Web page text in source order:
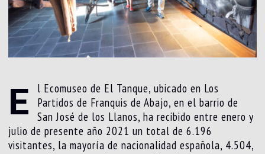
E
l Ecomuseo de El Tanque, ubicado en Los
Partidos de Franquis de Abajo, en el barrio de
San José de los Llanos, ha recibido entre enero y
julio de presente año 2021 un total de 6.196
visitantes, la mayoría de nacionalidad española, 4.504,